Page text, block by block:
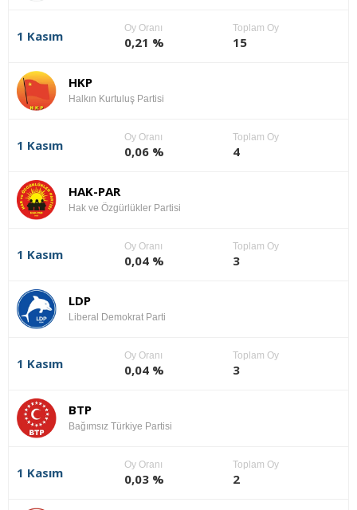
1 Kasım
Oy Oranı
0,21 %
Toplam Oy
15
HKP
Halkın Kurtuluş Partisi
1 Kasım
Oy Oranı
0,06 %
Toplam Oy
4
HAK-PAR
Hak ve Özgürlükler Partisi
1 Kasım
Oy Oranı
0,04 %
Toplam Oy
3
LDP
Liberal Demokrat Parti
1 Kasım
Oy Oranı
0,04 %
Toplam Oy
3
BTP
Bağımsız Türkiye Partisi
1 Kasım
Oy Oranı
0,03 %
Toplam Oy
2